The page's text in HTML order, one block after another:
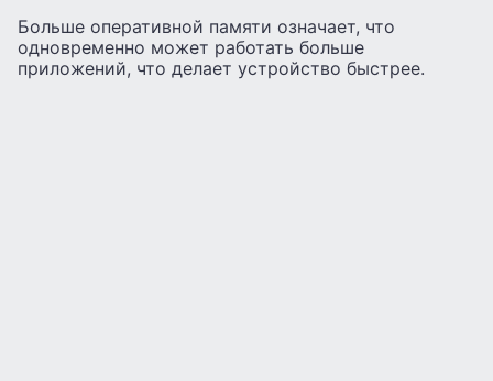
Больше оперативной памяти означает, что
одновременно может работать больше
приложений, что делает устройство быстрее.